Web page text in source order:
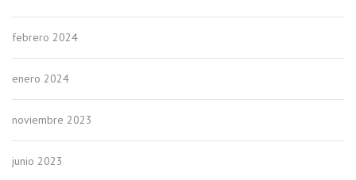
febrero 2024
enero 2024
noviembre 2023
junio 2023